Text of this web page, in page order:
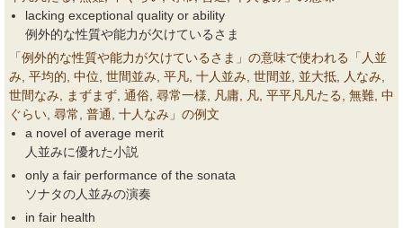
lacking exceptional quality or ability
例外的な性質や能力が欠けているさま
「例外的な性質や能力が欠けているさま」の意味で使われる「人並
み, 平均的, 中位, 世間並み, 平凡, 十人並み, 世間並, 並大抵, 人なみ,
世間なみ, まずまず, 通俗, 尋常一様, 凡庸, 凡, 平平凡凡たる, 無難, 中
ぐらい, 尋常, 普通, 十人なみ」の例文
a novel of average merit
人並みに優れた小説
only a fair performance of the sonata
ソナタの人並みの演奏
in fair health